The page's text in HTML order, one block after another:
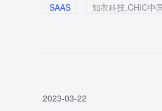
SAAS
2023-03-22